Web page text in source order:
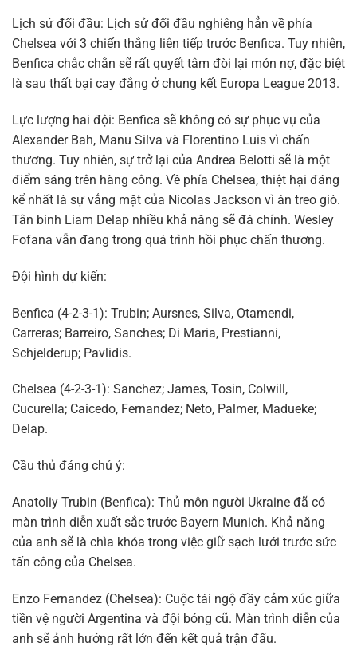
Lịch sử đối đầu: Lịch sử đối đầu nghiêng hẳn về phía
Chelsea với 3 chiến thắng liên tiếp trước Benfica. Tuy nhiên,
Benfica chắc chắn sẽ rất quyết tâm đòi lại món nợ, đặc biệt
là sau thất bại cay đắng ở chung kết Europa League 2013.
Lực lượng hai đội: Benfica sẽ không có sự phục vụ của
Alexander Bah, Manu Silva và Florentino Luis vì chấn
thương. Tuy nhiên, sự trở lại của Andrea Belotti sẽ là một
điểm sáng trên hàng công. Về phía Chelsea, thiệt hại đáng
kể nhất là sự vắng mặt của Nicolas Jackson vì án treo giò.
Tân binh Liam Delap nhiều khả năng sẽ đá chính. Wesley
Fofana vẫn đang trong quá trình hồi phục chấn thương.
Đội hình dự kiến:
Benfica (4-2-3-1): Trubin; Aursnes, Silva, Otamendi,
Carreras; Barreiro, Sanches; Di Maria, Prestianni,
Schjelderup; Pavlidis.
Chelsea (4-2-3-1): Sanchez; James, Tosin, Colwill,
Cucurella; Caicedo, Fernandez; Neto, Palmer, Madueke;
Delap.
Cầu thủ đáng chú ý:
Anatoliy Trubin (Benfica): Thủ môn người Ukraine đã có
màn trình diễn xuất sắc trước Bayern Munich. Khả năng
của anh sẽ là chìa khóa trong việc giữ sạch lưới trước sức
tấn công của Chelsea.
Enzo Fernandez (Chelsea): Cuộc tái ngộ đầy cảm xúc giữa
tiền vệ người Argentina và đội bóng cũ. Màn trình diễn của
anh sẽ ảnh hưởng rất lớn đến kết quả trận đấu.